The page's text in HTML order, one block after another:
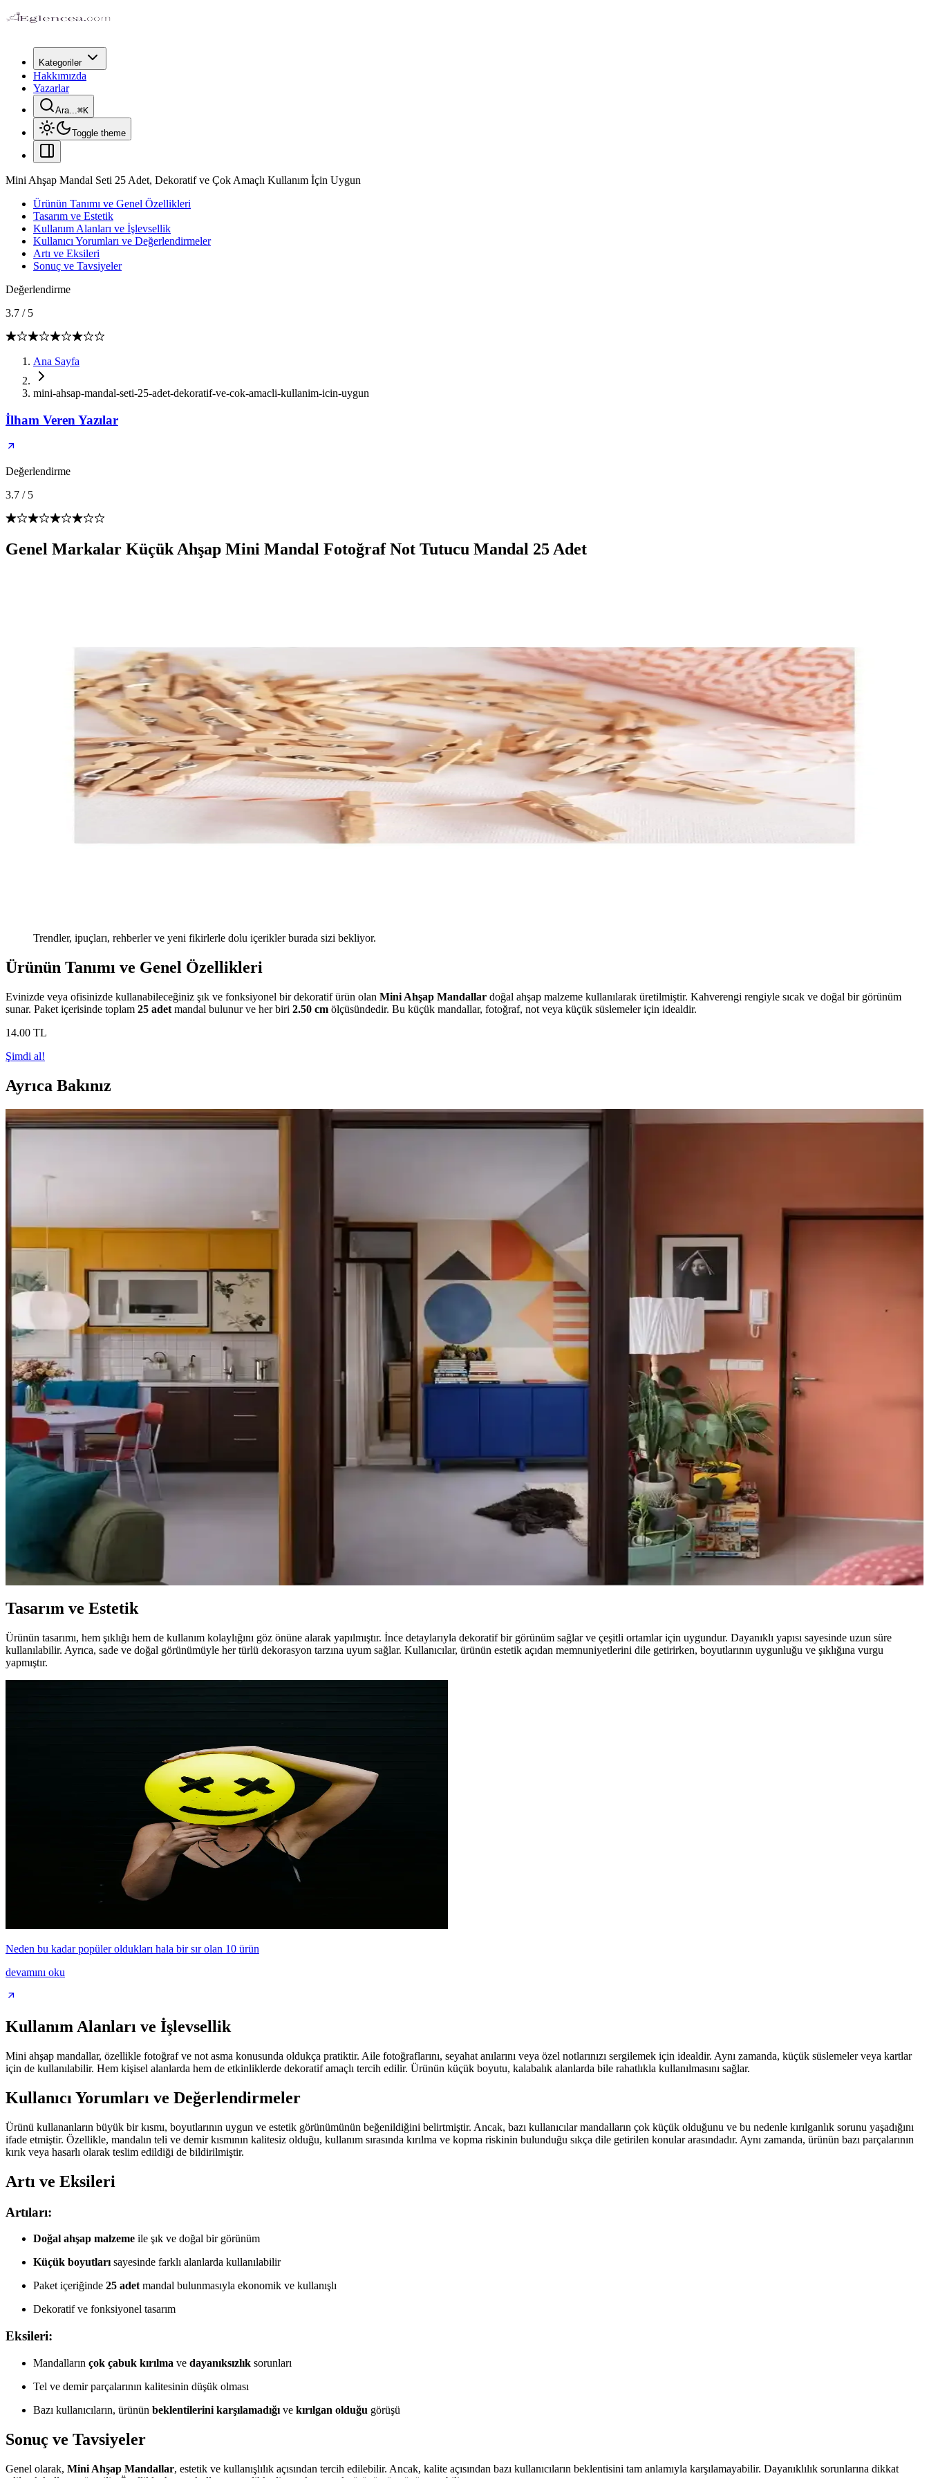
Kategoriler
Hakkımızda
Yazarlar
Ara...⌘K
Toggle theme
Mini Ahşap Mandal Seti 25 Adet, Dekoratif ve Çok Amaçlı Kullanım İçin Uygun
Ürünün Tanımı ve Genel Özellikleri
Tasarım ve Estetik
Kullanım Alanları ve İşlevsellik
Kullanıcı Yorumları ve Değerlendirmeler
Artı ve Eksileri
Sonuç ve Tavsiyeler
Değerlendirme
3.7 / 5
Ana Sayfa
mini-ahsap-mandal-seti-25-adet-dekoratif-ve-cok-amacli-kullanim-icin-uygun
İlham Veren Yazılar
Değerlendirme
3.7 / 5
Genel Markalar Küçük Ahşap Mini Mandal Fotoğraf Not Tutucu Mandal 25 Adet
Trendler, ipuçları, rehberler ve yeni fikirlerle dolu içerikler burada sizi bekliyor.
Ürünün Tanımı ve Genel Özellikleri
Evinizde veya ofisinizde kullanabileceğiniz şık ve fonksiyonel bir dekoratif ürün olan Mini Ahşap Mandallar doğal ahşap malzeme kullanılarak üretilmiştir. Kahverengi rengiyle sıcak ve doğal bir görünüm
sunar. Paket içerisinde toplam 25 adet mandal bulunur ve her biri 2.50 cm ölçüsündedir. Bu küçük mandallar, fotoğraf, not veya küçük süslemeler için idealdir.
14.00 TL
Şimdi al!
Ayrıca Bakınız
Ev Dekorasyonunda Mat ve Parlak Seramik Karoların Tercih Edilme Nedenleri ve Avantajları
Zeytin yeşili ve mavi-yeşil tonları, ahşap zemin ve beyaz duvarlarla birleşerek mekâna sıcaklık, doğallık ve farklı atmosferler kazandırır. Renk seçimi kullanım amacına göre değişir.
Buff Monster'ın Diecut Ahşap Baskıları ve Sokak Sanatı Eserlerinin Koleksiyon Değeri
Buff Monster'ın diecut ahşap baskıları ve akrilik tuval eserleri, özgün tasarımları ve sınırlı sayıda olmaları nedeniyle koleksiyoncular tarafından yakından takip ediliyor. Orijinallik ve malzeme detayları alımda
önemli rol oynuyor.
Mobilya Rengi Seçiminde Zeminle Uyumun Önemi ve Mekân Estetiği Üzerindeki Etkileri
Mobilya renginin zeminle uyumu, mekânın estetik bütünlüğünü belirler. Koyu kahverengi ve doğal ahşap tonları uyum sağlarken, gri ve beyaz renkler dikkatli kullanılmalıdır. Tam takım mobilyadan kaçınılmalı,
alan halısı uyumu destekler.
Mutfak Barında Vinil Kağıt Seçimi ve Renk Tasarımında Denge Sağlama Yöntemleri
Mutfak barında vinil kağıt seçimi sonrası renk ve desen uyumu, mekanın genel atmosferini etkiler. Açık renkler ve sade desenler, koyu zeminlerle dengeli bir görünüm sağlar ve görsel konforu artırır.
Bitmemiş Ahşap Sandalyelerde Doğru Renk Seçimi ve Yüzey Koruma Yöntemleri
Bitmemiş ahşap sandalyelerde boya yerine leke veya cila kullanımı, doğal dokuyu koruyarak dayanıklılığı artırır. Renk seçimi dekorasyonla uyumlu olmalı, şeffaf cila doğal görünümü ve UV korumasını sağlar.
Dış Mekan Ahşap Direkler İçin Uygun Leke Rengi Seçimi ve Yüzey Hazırlığı
Dış mekan ahşap direklerde yüzey temizliği ve zımparalama sonrası, çevre renkleriyle uyumlu koyu kömür grisi, soluk gri veya kahverengi tonlarında leke seçimi estetik ve koruma sağlar.
Mobilya Dolapları İçin King Blue, Petrol ve Bordo Renk Seçeneklerinin İncelenmesi
Mobilya dolaplarının renk seçimi, malzeme ve boya türüne bağlı olarak değişir. King blue, petrol ve bordo renkleri farklı atmosferler yaratır. Doğru uygulama ve ışık koşulları karar sürecinde önemlidir.
Tasarım ve Estetik
Ürünün tasarımı, hem şıklığı hem de kullanım kolaylığını göz önüne alarak yapılmıştır. İnce detaylarıyla dekoratif bir görünüm sağlar ve çeşitli ortamlar için uygundur. Dayanıklı yapısı sayesinde uzun süre
kullanılabilir. Ayrıca, sade ve doğal görünümüyle her türlü dekorasyon tarzına uyum sağlar. Kullanıcılar, ürünün estetik açıdan memnuniyetlerini dile getirirken, boyutlarının uygunluğu ve şıklığına vurgu
yapmıştır.
Neden bu kadar popüler oldukları hala bir sır olan 10 ürün
devamını oku
Kullanım Alanları ve İşlevsellik
Mini ahşap mandallar, özellikle fotoğraf ve not asma konusunda oldukça pratiktir. Aile fotoğraflarını, seyahat anılarını veya özel notlarınızı sergilemek için idealdir. Aynı zamanda, küçük süslemeler veya kartlar
için de kullanılabilir. Hem kişisel alanlarda hem de etkinliklerde dekoratif amaçlı tercih edilir. Ürünün küçük boyutu, kalabalık alanlarda bile rahatlıkla kullanılmasını sağlar.
Kullanıcı Yorumları ve Değerlendirmeler
Ürünü kullananların büyük bir kısmı, boyutlarının uygun ve estetik görünümünün beğenildiğini belirtmiştir. Ancak, bazı kullanıcılar mandalların çok küçük olduğunu ve bu nedenle kırılganlık sorunu yaşadığını
ifade etmiştir. Özellikle, mandalın teli ve demir kısmının kalitesiz olduğu, kullanım sırasında kırılma ve kopma riskinin bulunduğu sıkça dile getirilen konular arasındadır. Aynı zamanda, ürünün bazı parçalarının
kırık veya hasarlı olarak teslim edildiği de bildirilmiştir.
Artı ve Eksileri
Artıları:
Doğal ahşap malzeme ile şık ve doğal bir görünüm
Küçük boyutları sayesinde farklı alanlarda kullanılabilir
Paket içeriğinde 25 adet mandal bulunmasıyla ekonomik ve kullanışlı
Dekoratif ve fonksiyonel tasarım
Eksileri:
Mandalların çok çabuk kırılma ve dayanıksızlık sorunları
Tel ve demir parçalarının kalitesinin düşük olması
Bazı kullanıcıların, ürünün beklentilerini karşılamadığı ve kırılgan olduğu görüşü
Sonuç ve Tavsiyeler
Genel olarak, Mini Ahşap Mandallar, estetik ve kullanışlılık açısından tercih edilebilir. Ancak, kalite açısından bazı kullanıcıların beklentisini tam anlamıyla karşılamayabilir. Dayanıklılık sorunlarına dikkat